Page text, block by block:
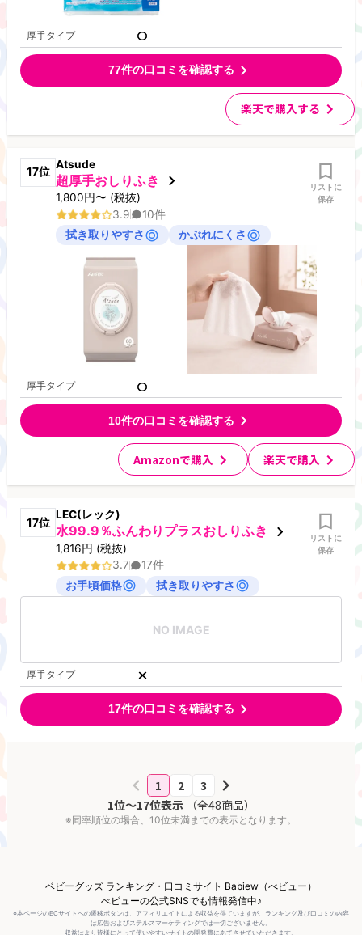
厚手タイプ
77件の口コミを確認する
楽天で購入する
17位
Atsude
超厚手おしりふき
1,800円〜 (税抜)
リストに
保存
3.9 10件
拭き取りやすさ
かぶれにくさ
厚手タイプ
10件の口コミを確認する
Amazonで購入 楽天で購入
17位
LEC(レック)
水99.9％ふんわりプラスおしりふき
1,816円 (税抜)
リストに
保存
3.7 17件
お手頃価格
拭き取りやすさ
NO IMAGE
厚手タイプ
17件の口コミを確認する
1 2
3
1位～17位表示 （全48商品）
※同率順位の場合、10位未満までの表示となります。
ベビーグッズ ランキング・口コミサイト Babiew（べビュー）
べビューの公式SNSでも情報発信中♪
※本ページのECサイトへの遷移ボタンは、アフィリエイトによる収益を得ていますが、ランキング及び口コミの内容
は広告およびステルスマーケティングでは一切ございません。
収益はより皆様にとって使いやすいサイトの開発費にあてさせていただきます。